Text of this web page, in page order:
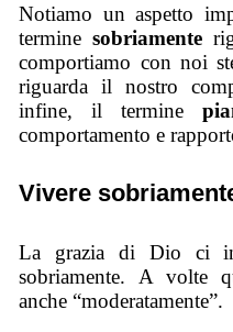
Notiamo un aspetto
terminesobriamente
comportiamo con noi
riguarda il nostro
infine, il termine
comportamento e
Vivere
La grazia di Dio ci
sobriamente. A volte
anche “moderatamente”.